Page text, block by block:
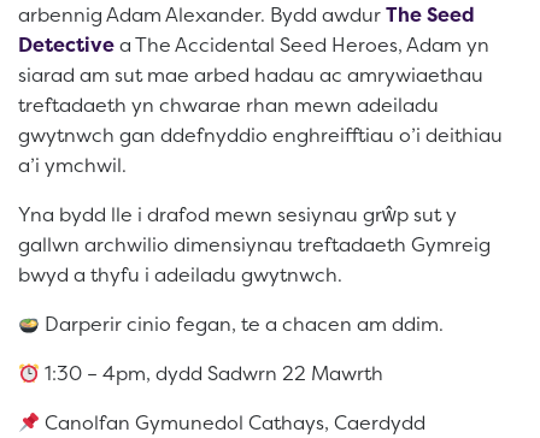
arbennig Adam Alexander. Bydd awdurThe Seed
Detectivea The Accidental Seed Heroes, Adam yn
siarad am sut mae arbed hadau ac amrywiaethau
treftadaeth yn chwarae rhan mewn adeiladu
gwytnwch gan ddefnyddio enghreifftiau o’i deithiau
a’i ymchwil.
Yna bydd lle i drafod mewn sesiynau grŵp sut y
gallwn archwilio dimensiynau treftadaeth Gymreig
bwyd a thyfu i adeiladu gwytnwch.
Darperir cinio fegan, te a chacen am ddim.
1:30 – 4pm, dydd Sadwrn 22 Mawrth
Canolfan Gymunedol Cathays, Caerdydd